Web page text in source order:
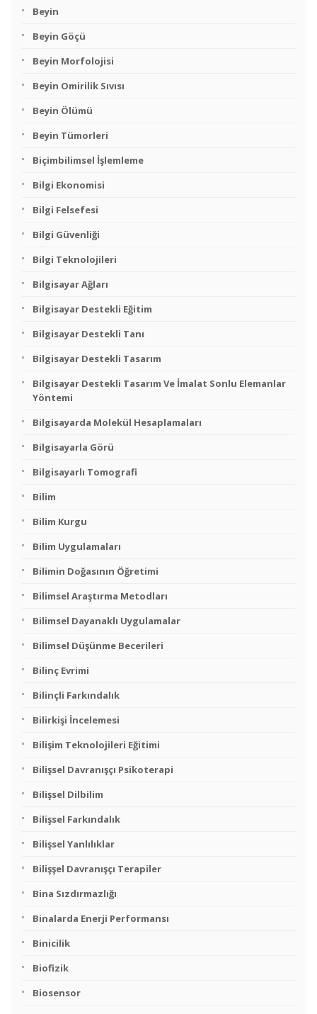
Beyin
Beyin Göçü
Beyin Morfolojisi
Beyin Omirilik Sıvısı
Beyin Ölümü
Beyin Tümorleri
Biçimbilimsel İşlemleme
Bilgi Ekonomisi
Bilgi Felsefesi
Bilgi Güvenliği
Bilgi Teknolojileri
Bilgisayar Ağları
Bilgisayar Destekli Eğitim
Bilgisayar Destekli Tanı
Bilgisayar Destekli Tasarım
Bilgisayar Destekli Tasarım Ve İmalat Sonlu Elemanlar
Yöntemi
Bilgisayarda Molekül Hesaplamaları
Bilgisayarla Görü
Bilgisayarlı Tomografi
Bilim
Bilim Kurgu
Bilim Uygulamaları
Bilimin Doğasının Öğretimi
Bilimsel Araştırma Metodları
Bilimsel Dayanaklı Uygulamalar
Bilimsel Düşünme Becerileri
Bilinç Evrimi
Bilinçli Farkındalık
Bilirkişi İncelemesi
Bilişim Teknolojileri Eğitimi
Bilişsel Davranışçı Psikoterapi
Bilişsel Dilbilim
Bilişsel Farkındalık
Bilişsel Yanlılıklar
Bilişşel Davranışçı Terapiler
Bina Sızdırmazlığı
Binalarda Enerji Performansı
Binicilik
Biofizik
Biosensor